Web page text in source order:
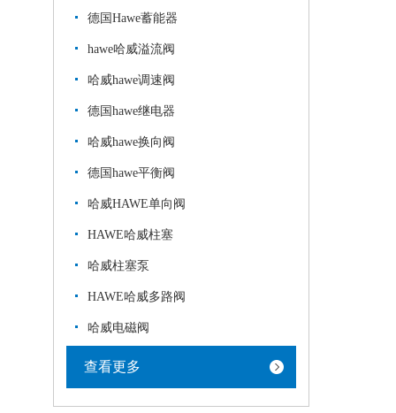
德国Hawe蓄能器
hawe哈威溢流阀
哈威hawe调速阀
德国hawe继电器
哈威hawe换向阀
德国hawe平衡阀
哈威HAWE单向阀
HAWE哈威柱塞
哈威柱塞泵
HAWE哈威多路阀
哈威电磁阀
查看更多